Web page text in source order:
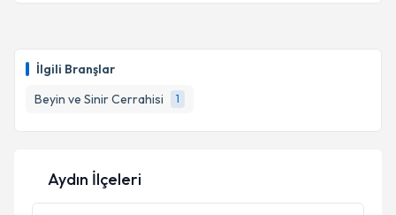
İlgili Branşlar
Beyin ve Sinir Cerrahisi
1
Aydın İlçeleri